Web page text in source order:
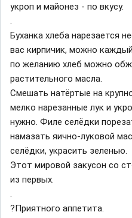
укроп и майонез - по вкусу.
.
Буханка хлеба нарезается
вас кирпичик, можно
по желанию хлеб можно
растительного масла.
Смешать натёртые на
мелко нарезанные лук и
нужно. Филе селёдки
намазать яично-луковой
селёдки, украсить зеленью.
Этот мировой закусон со
из первых.
.
?Приятного аппетита.